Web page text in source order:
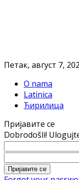
Петак, август 7,
O nama
Latinica
Ћирилица
Пријавите се
Dobrodošli!